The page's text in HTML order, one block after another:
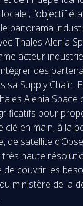
; l’objectif
panorama
Thales Alenia
acteur
des
sa Supply Chain.
Alenia Space
pour
clé en main, à la
de satellite
très haute
de couvrir les
ministère de la